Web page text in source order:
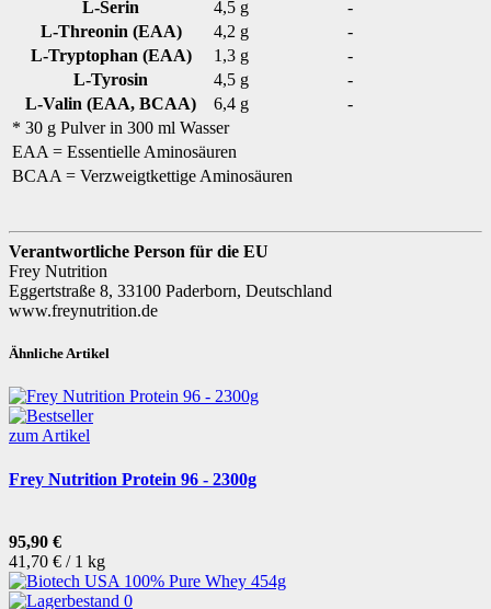
L-Serin
4,5 g
-
L-Threonin (EAA)
4,2 g
-
L-Tryptophan (EAA)
1,3 g
-
L-Tyrosin
4,5 g
-
L-Valin (EAA, BCAA)
6,4 g
-
* 30 g Pulver in 300 ml Wasser
EAA = Essentielle Aminosäuren
BCAA = Verzweigtkettige Aminosäuren
Verantwortliche Person für die EU
Frey Nutrition
Eggertstraße 8, 33100 Paderborn, Deutschland
www.freynutrition.de
Ähnliche Artikel
zum Artikel
Frey Nutrition Protein 96 - 2300g
95,90 €
41,70 € / 1 kg